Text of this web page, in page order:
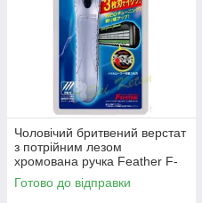
Чоловічий бритвений верстат
з потрійним лезом
хромована ручка Feather F-
System "MR3 Neo" (460116)
Готово до відправки